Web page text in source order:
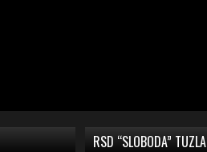
RSD “SLOBODA” TUZLA